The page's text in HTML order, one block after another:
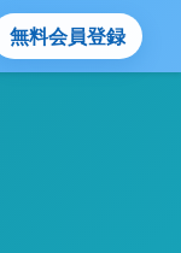
無料会員登録